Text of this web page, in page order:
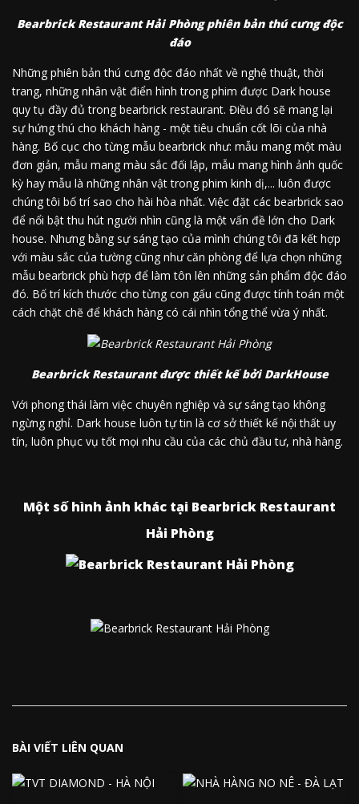
Bearbrick Restaurant Hải Phòng phiên bản thú cưng độc
đáo
Những phiên bản thú cưng độc đáo nhất về nghệ thuật, thời
trang, những nhân vật điển hình trong phim được Dark house
quy tụ đầy đủ trong bearbrick restaurant. Điều đó sẽ mang lại
sự hứng thú cho khách hàng - một tiêu chuẩn cốt lõi của nhà
hàng. Bố cục cho từng mẫu bearbrick như: mẫu mang một màu
đơn giản, mẫu mang màu sắc đối lập, mẫu mang hình ảnh quốc
kỳ hay mẫu là những nhân vật trong phim kinh dị,... luôn được
chúng tôi bố trí sao cho hài hòa nhất. Việc đặt các bearbrick sao
để nổi bật thu hút người nhìn cũng là một vấn đề lớn cho Dark
house. Nhưng bằng sự sáng tạo của mình chúng tôi đã kết hợp
với màu sắc của tường cũng như căn phòng để lựa chọn những
mẫu bearbrick phù hợp để làm tôn lên những sản phẩm độc đáo
đó. Bố trí kích thước cho từng con gấu cũng được tính toán một
cách chặt chẽ để khách hàng có cái nhìn tổng thể vừa ý nhất.
Bearbrick Restaurant được thiết kế bởi DarkHouse
Với phong thái làm việc chuyên nghiệp và sự sáng tạo không
ngừng nghỉ. Dark house luôn tự tin là cơ sở thiết kế nội thất uy
tín, luôn phục vụ tốt mọi nhu cầu của các chủ đầu tư, nhà hàng.
Một số hình ảnh khác tại Bearbrick Restaurant
Hải Phòng
BÀI VIẾT LIÊN QUAN